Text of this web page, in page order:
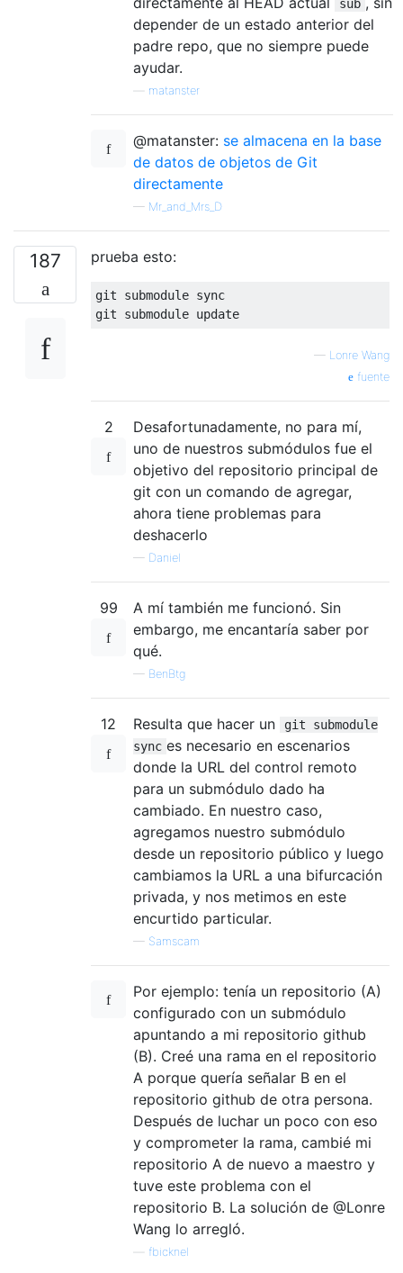
sub
depender de un estado anterior del
padre repo, que no siempre puede
ayudar.
matanster
@matanster: se almacena en la base
de datos de objetos de Git
directamente
— Mr_and_Mrs_D
187 prueba esto:
git submodule sync
— Lonre Wang
fuente
2
Desafortunadamente, no para mí,
uno de nuestros submódulos fue el
objetivo del repositorio principal de
git con un comando de agregar,
ahora tiene problemas para
deshacerlo
— Daniel
99
A mí también me funcionó. Sin
embargo, me encantaría saber por
qué.
— BenBtg
12 Resulta que hacer un
git submodule
sync es necesario en escenarios
donde la URL del control remoto
para un submódulo dado ha
cambiado. En nuestro caso,
agregamos nuestro submódulo
desde un repositorio público y luego
cambiamos la URL a una bifurcación
privada, y nos metimos en este
encurtido particular.
— Samscam
Por ejemplo: tenía un repositorio (A)
configurado con un submódulo
apuntando a mi repositorio github
(B). Creé una rama en el repositorio
A porque quería señalar B en el
repositorio github de otra persona.
Después de luchar un poco con eso
y comprometer la rama, cambié mi
repositorio A de nuevo a maestro y
tuve este problema con el
repositorio B. La solución de @Lonre
Wang lo arregló.
fbicknel